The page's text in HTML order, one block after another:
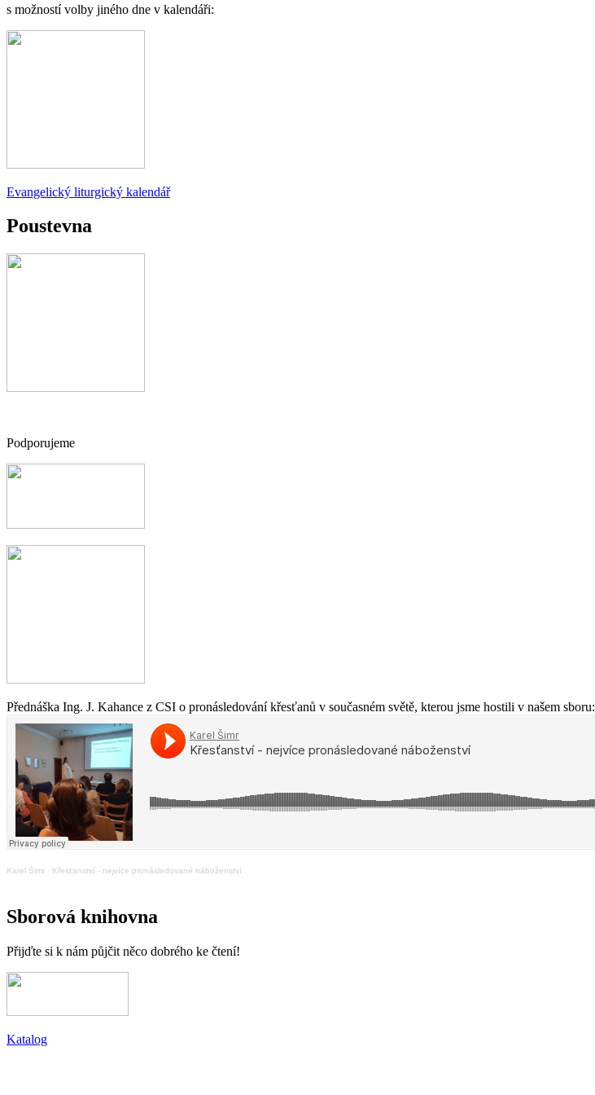
s možností volby jiného dne v kalendáři:
Evangelický liturgický kalendář
Poustevna
Podporujeme
Přednáška Ing. J. Kahance z CSI o pronásledování křesťanů v současném světě, kterou jsme hostili v našem sboru:
Karel Šimr · Křesťanství - nejvíce pronásledované náboženství
Sborová knihovna
Přijďte si k nám půjčit něco dobrého ke čtení!
Katalog